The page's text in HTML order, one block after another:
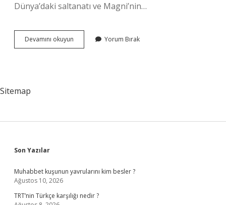
Dünya’daki saltanatı ve Magni’nin…
Devamını okuyun
Zeusun
Yorum Bırak
Sitemap
Sidebar
Son Yazılar
Muhabbet kuşunun yavrularını kim besler ?
Ağustos 10, 2026
TRT’nin Türkçe karşılığı nedir ?